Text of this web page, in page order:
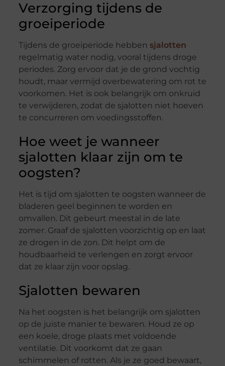
Verzorging tijdens de
groeiperiode
Tijdens de groeiperiode hebben sjalotten
regelmatig water nodig, vooral tijdens droge
periodes. Zorg ervoor dat je de grond vochtig
houdt, maar vermijd overbewatering om rot te
voorkomen. Het is ook belangrijk om onkruid
te verwijderen, zodat de sjalotten niet hoeven
te concurreren om voedingsstoffen.
Hoe weet je wanneer
sjalotten klaar zijn om te
oogsten?
Het is tijd om sjalotten te oogsten wanneer de
bladeren geel beginnen te worden en
omvallen. Dit gebeurt meestal in de late
zomer. Graaf de sjalotten voorzichtig op en laat
ze drogen in de zon. Dit helpt om de
houdbaarheid te verlengen en zorgt ervoor
dat ze klaar zijn voor opslag.
Sjalotten bewaren
Na het oogsten is het belangrijk om sjalotten
op de juiste manier te bewaren. Houd ze op
een koele, droge plaats met voldoende
ventilatie. Dit voorkomt dat ze gaan
schimmelen of rotten. Als je ze goed bewaart,